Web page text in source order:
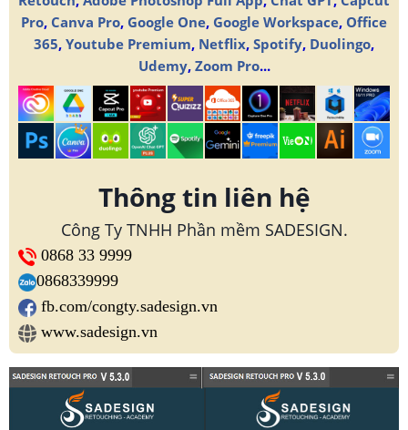
Pro, Canva Pro, Google One, Google Workspace, Office
365, Youtube Premium, Netflix, Spotify, Duolingo,
Udemy, Zoom Pro...
Thông tin liên hệ
Công Ty TNHH Phần mềm SADESIGN.
0868 33 9999
0868339999
fb.com/congty.sadesign.vn
www.sadesign.vn